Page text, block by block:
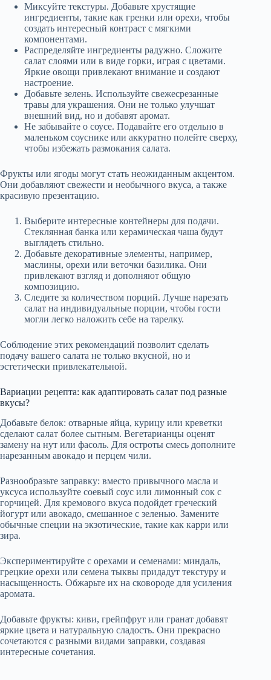
Миксуйте текстуры. Добавьте хрустящие
ингредиенты, такие как гренки или орехи, чтобы
создать интересный контраст с мягкими
компонентами.
Распределяйте ингредиенты радужно. Сложите
салат слоями или в виде горки, играя с цветами.
Яркие овощи привлекают внимание и создают
настроение.
Добавьте зелень. Используйте свежесрезанные
травы для украшения. Они не только улучшат
внешний вид, но и добавят аромат.
Не забывайте о соусе. Подавайте его отдельно в
маленьком соуснике или аккуратно полейте сверху,
чтобы избежать размокания салата.
Фрукты или ягоды могут стать неожиданным акцентом.
Они добавляют свежести и необычного вкуса, а также
красивую презентацию.
Выберите интересные контейнеры для подачи.
Стеклянная банка или керамическая чаша будут
выглядеть стильно.
Добавьте декоративные элементы, например,
маслины, орехи или веточки базилика. Они
привлекают взгляд и дополняют общую
композицию.
Следите за количеством порций. Лучше нарезать
салат на индивидуальные порции, чтобы гости
могли легко наложить себе на тарелку.
Соблюдение этих рекомендаций позволит сделать
подачу вашего салата не только вкусной, но и
эстетически привлекательной.
Вариации рецепта: как адаптировать салат под разные
вкусы?
Добавьте белок: отварные яйца, курицу или креветки
сделают салат более сытным. Вегетарианцы оценят
замену на нут или фасоль. Для остроты смесь дополните
нарезанным авокадо и перцем чили.
Разнообразьте заправку: вместо привычного масла и
уксуса используйте соевый соус или лимонный сок с
горчицей. Для кремового вкуса подойдет греческий
йогурт или авокадо, смешанное с зеленью. Замените
обычные специи на экзотические, такие как карри или
зира.
Экспериментируйте с орехами и семенами: миндаль,
грецкие орехи или семена тыквы придадут текстуру и
насыщенность. Обжарьте их на сковороде для усиления
аромата.
Добавьте фрукты: киви, грейпфрут или гранат добавят
яркие цвета и натуральную сладость. Они прекрасно
сочетаются с разными видами заправки, создавая
интересные сочетания.